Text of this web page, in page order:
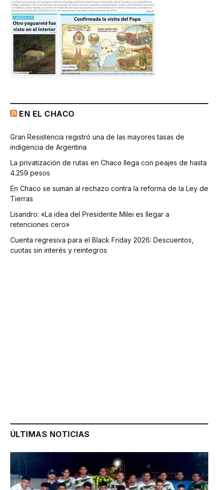
EN EL CHACO
Gran Resistencia registró una de las mayores tasas de
indigencia de Argentina
La privatización de rutas en Chaco llega con peajes de hasta
4.259 pesos
En Chaco se suman al rechazo contra la reforma de la Ley de
Tierras
Lisandro: «La idea del Presidente Milei es llegar a
retenciones cero»
Cuenta regresiva para el Black Friday 2026: Descuentos,
cuotas sin interés y reintegros
ÚLTIMAS NOTICIAS